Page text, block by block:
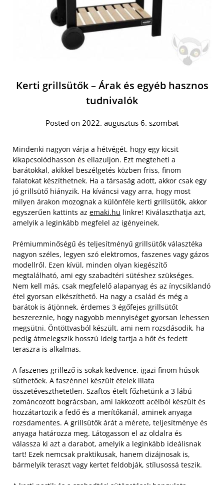
Kerti grillsütők – Árak és egyéb hasznos
tudnivalók
Posted on 2022. augusztus 6. szombat
Mindenki nagyon várja a hétvégét, hogy egy kicsit
kikapcsolódhasson és ellazuljon. Ezt megteheti a
barátokkal, akikkel beszélgetés közben friss, finom
falatokat készíthetnek. Ha a társaság adott, akkor csak egy
jó grillsütő hiányzik. Ha kíváncsi vagy arra, hogy most
milyen árakon mozognak a különféle kerti grillsütők, akkor
egyszerűen kattints az emaki.hu linkre! Kiválaszthatja azt,
amelyik a leginkább megfelel az igényeinek.
Prémiumminőségű és teljesítményű grillsütők választéka
nagyon széles, legyen szó elektromos, faszenes vagy gázos
modellről. Ezen kívül, minden olyan kiegészítő
megtalálható, ami egy szabadtéri sütéshez szükséges.
Nem kell más, csak megfelelő alapanyag és az ínycsiklandó
étel gyorsan elkészíthető. Ha nagy a család és még a
barátok is átjönnek, érdemes 3 égőfejes grillsütőt
beszereznie, hogy nagyobb mennyiséget gyorsan lehessen
megsütni. Öntöttvasból készült, ami nem rozsdásodik, ha
pedig átmelegszik hosszú ideig tartja a hőt és fedett
teraszra is alkalmas.
A faszenes grillező is sokak kedvence, igazi finom húsok
süthetőek. A faszénnel készült ételek illata
összetéveszthetetlen. Szaftos ételt főzhetünk a 3 lábú
zománcozott bográcsban, ami lakkozott acélból készült és
hozzátartozik a fedő és a merítőkanál, aminek anyaga
rozsdamentes. A grillsütők árát a mérete, teljesítménye és
anyaga határozza meg. Látogasson el az oldalra és
válassza ki azt a darabot, amelyik a leginkább ideálisnak
tart! Ezek nemcsak praktikusak, hanem dizájnosak is,
bármelyik teraszt vagy kertet feldobják, stílusossá teszik.